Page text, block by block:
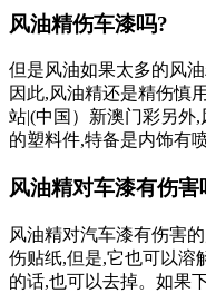
风油精伤车漆吗?
但是风油如果太多的风
因此,风油精还是精伤慎
站|(中国）新澳门彩另外
的塑料件,特备是内饰有
风油精对车漆有伤害
风油精对汽车漆有伤害
伤贴纸,但是,它也可以溶
的话,也可以去掉。如果